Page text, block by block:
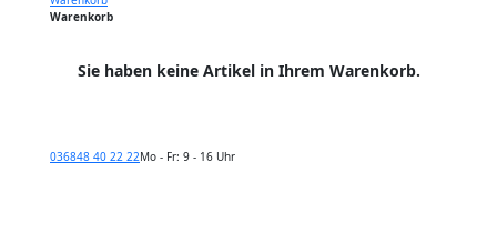
Warenkorb
Sie haben keine Artikel in Ihrem Warenkorb.
036848 40 22 22Mo - Fr: 9 - 16 Uhr